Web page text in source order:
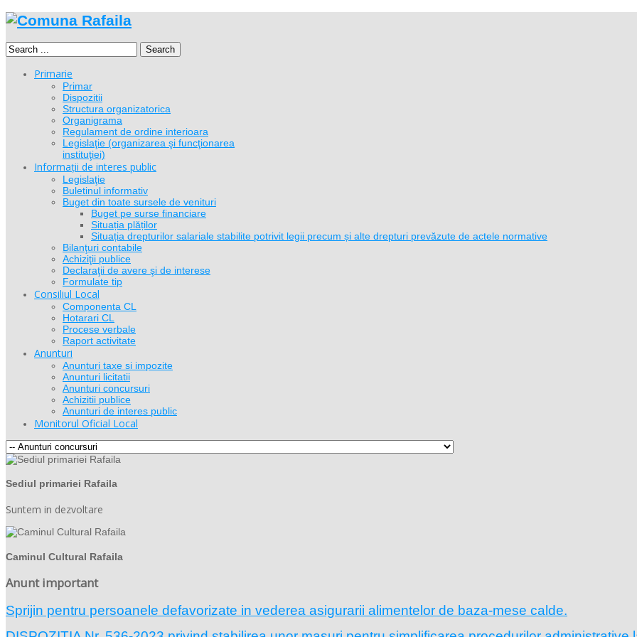
Search
Primarie
Primar
Dispozitii
Structura organizatorica
Organigrama
Regulament de ordine interioara
Legislaţie (organizarea şi funcţionarea
instituţiei)
Informații de interes public
Legislaţie
Buletinul informativ
Buget din toate sursele de venituri
Buget pe surse financiare
Situația plăților
Situația drepturilor salariale stabilite potrivit legii precum și alte drepturi prevăzute de actele normative
Bilanţuri contabile
Achiziţii publice
Declaraţii de avere şi de interese
Formulate tip
Consiliul Local
Componenta CL
Hotarari CL
Procese verbale
Raport activitate
Anunturi
Anunturi taxe si impozite
Anunturi licitatii
Anunturi concursuri
Achizitii publice
Anunturi de interes public
Monitorul Oficial Local
Sediul primariei Rafaila
Suntem in dezvoltare
Caminul Cultural Rafaila
Anunt important
Sprijin pentru persoanele defavorizate in vederea asigurarii alimentelor de baza-mese calde.